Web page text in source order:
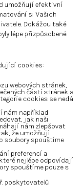
umožňují efektivní
si Vašich
Dokážou také
lépe přizpůsobené
cookies:
webových stránek,
částí stránek a
cookies se nedá
nám například
jak naši
nám zlepšovat
že umožňují
soubory spouštíme
preferencí a
nejlépe odpovídají
spouštíme pouze s
poskytovatelů